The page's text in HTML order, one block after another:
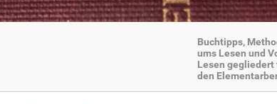
Buchtipps,
ums Lesen und
Lesen
den